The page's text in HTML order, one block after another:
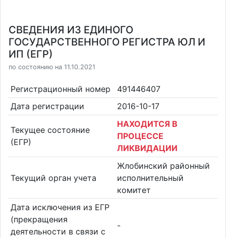
СВЕДЕНИЯ ИЗ ЕДИНОГО
ГОСУДАРСТВЕННОГО РЕГИСТРА ЮЛ И
ИП (ЕГР)
по состоянию на 11.10.2021
Регистрационный номер
491446407
Дата регистрации
2016-10-17
Текущее состояние
(ЕГР)
НАХОДИТСЯ В
ПРОЦЕССЕ
ЛИКВИДАЦИИ
Текущий орган учета
Жлобинский районный
исполнительный
комитет
Дата исключения из ЕГР
(прекращения
деятельности в связи с
-